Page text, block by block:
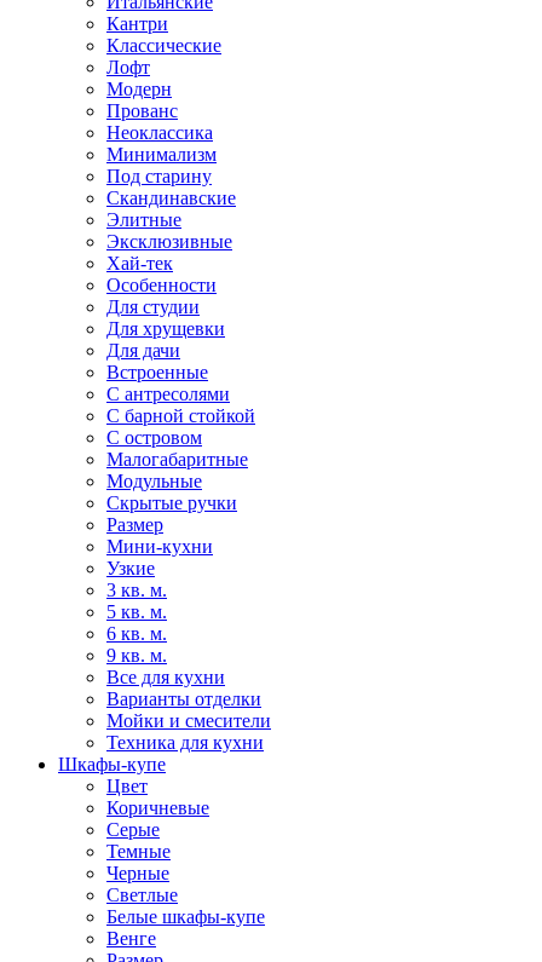
Кантри
Классические
Лофт
Модерн
Прованс
Неоклассика
Минимализм
Под старину
Скандинавские
Элитные
Эксклюзивные
Хай-тек
Особенности
Для студии
Для хрущевки
Для дачи
Встроенные
С антресолями
С барной стойкой
С островом
Малогабаритные
Модульные
Скрытые ручки
Размер
Мини-кухни
Узкие
3 кв. м.
5 кв. м.
6 кв. м.
9 кв. м.
Все для кухни
Варианты отделки
Мойки и смесители
Техника для кухни
Шкафы-купе
Цвет
Коричневые
Серые
Темные
Черные
Светлые
Белые шкафы-купе
Венге